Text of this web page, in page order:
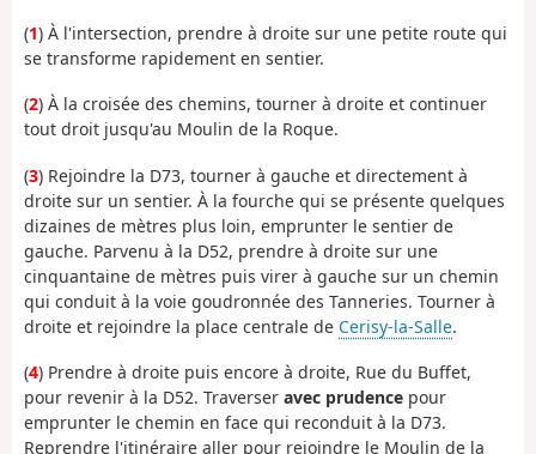
(1) À l'intersection, prendre à droite sur une petite route qui
se transforme rapidement en sentier.
(2) À la croisée des chemins, tourner à droite et continuer
tout droit jusqu'au Moulin de la Roque.
(3) Rejoindre la D73, tourner à gauche et directement à
droite sur un sentier. À la fourche qui se présente quelques
dizaines de mètres plus loin, emprunter le sentier de
gauche. Parvenu à la D52, prendre à droite sur une
cinquantaine de mètres puis virer à gauche sur un chemin
qui conduit à la voie goudronnée des Tanneries. Tourner à
droite et rejoindre la place centrale de Cerisy-la-Salle.
(4) Prendre à droite puis encore à droite, Rue du Buffet,
pour revenir à la D52. Traverser avec prudence pour
emprunter le chemin en face qui reconduit à la D73.
Reprendre l'itinéraire aller pour rejoindre le Moulin de la